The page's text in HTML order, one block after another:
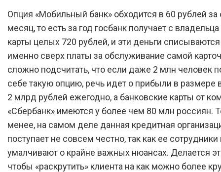
Опция «Мобильный банк» обходится в 60 рублей за
месяц, то есть за год госбанк получает с
карты целых 720 рублей, и эти деньги
именно сверх платы за обслуживание самой
сложно подсчитать, что если даже 2 млн человек
себе такую опцию, речь идет о прибыли в размере
2 млрд рублей ежегодно, а банковские карты от
«Сбербанк» имеются у более чем 80 млн россиян.
менее, на самом деле данная кредитная
поступает не совсем честно, так как ее
умалчивают о крайне важных нюансах. Делается
чтобы «раскрутить» клиента на как можно более